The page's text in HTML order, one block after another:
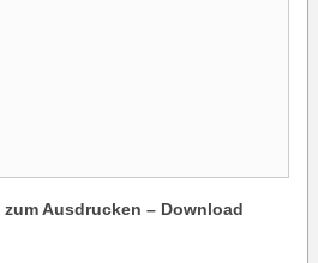
Ausdrucken – Download